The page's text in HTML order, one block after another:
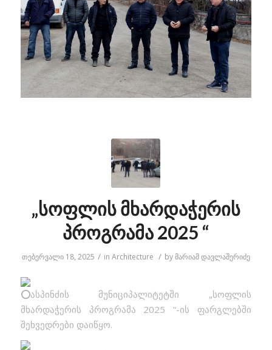
„სოფლის მხარდაჭერის
პროგრამა 2025 “
თებერვალი 18, 2025 / in Architecture / byმარიამ დავლაშერიძე
ასპინძის მუნიციპალიტეტში „სოფლის
მხარდაჭერის პროგრამა 2025 “-ის ფარგლებში
შეხვედრები დაიწყო.